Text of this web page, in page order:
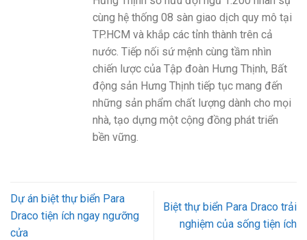
cùng hệ thống 08 sàn giao dịch quy mô tại
TP.HCM và khắp các tỉnh thành trên cả
nước. Tiếp nối sứ mệnh cùng tầm nhìn
chiến lược của Tập đoàn Hưng Thịnh, Bất
động sản Hưng Thịnh tiếp tục mang đến
những sản phẩm chất lượng dành cho mọi
nhà, tạo dựng một cộng đồng phát triển
bền vững.
Dự án biệt thự biển Para
Draco tiện ích ngay ngưỡng
cửa
Biệt thự biển Para Draco trải
nghiệm của sống tiện ích